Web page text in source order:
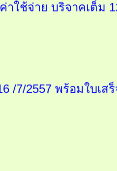
ใช้จ่าย บริจาคเต็ม
/7/2557 พร้อมใบเส